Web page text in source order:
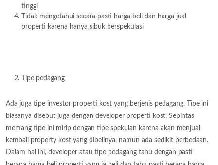
tinggi
Tidak mengetahui secara pasti harga beli dan harga jual
properti karena hanya sibuk berspekulasi
Tipe pedagang
Ada juga tipe investor properti kost yang berjenis pedagang. Tipe ini
biasanya disebut juga dengan developer properti kost. Sepintas
memang tipe ini mirip dengan tipe spekulan karena akan menjual
kembali property kost yang dibelinya, namun ada sedikit perbedaan.
Dalam hal ini, developer atau tipe pedagang tahu dengan pasti